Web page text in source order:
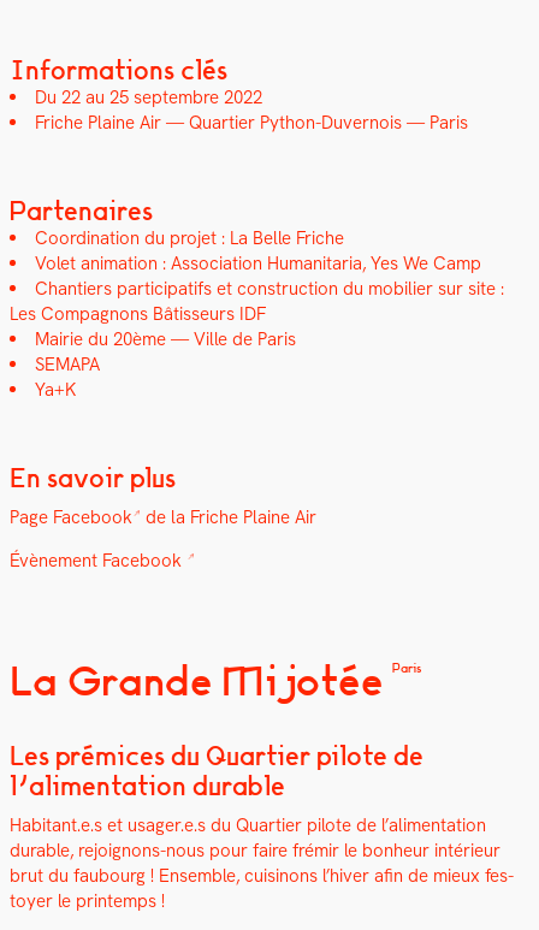
Informations clés
Du 22 au 25 sep­tem­bre 2022
Friche Plaine Air — Quarti­er Python-Duver­nois — Paris
Partenaires
Coor­di­na­tion du pro­jet : La Belle Friche
Volet ani­ma­tion : Asso­ci­a­tion Human­i­taria, Yes We Camp
Chantiers par­tic­i­pat­ifs et con­struc­tion du mobili­er sur site :
Les Com­pagnons Bâtis­seurs IDF
Mairie du 20ème — Ville de Paris
SEMAPA
Ya+K
En savoir plus
Page Face­book de la Friche Plaine Air
Évène­ment Face­book
La Grande Mijotée Paris
Les prémices du Quartier pilote de
l’alimentation durable
Habitant.e.s et usager.e.s du Quarti­er pilote de l’alimentation
durable, rejoignons-nous pour faire frémir le bon­heur intérieur
brut du faubourg ! Ensem­ble, cuisi­nons l’hiv­er afin de mieux fes­
toy­er le print­emps !